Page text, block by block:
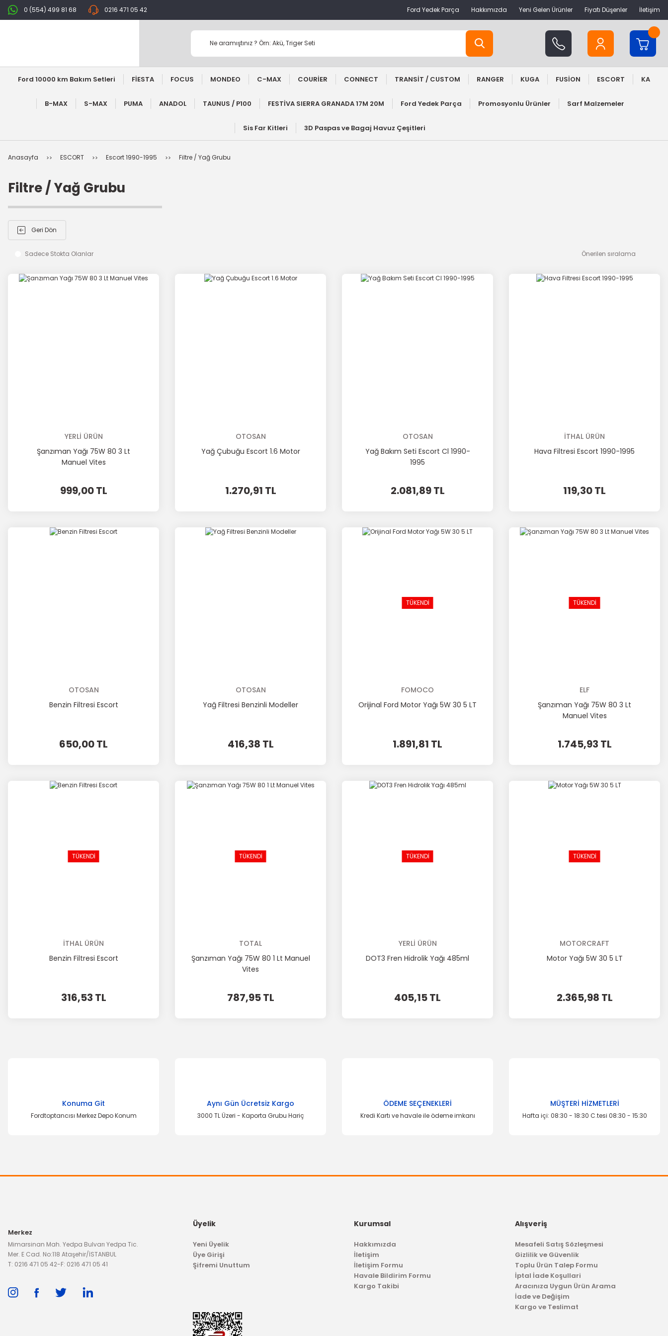
0 (554) 499 81 68 0216 471 05 42 Ford Yedek Parça Hakkımızda Yeni Gelen Ürünler Fiyatı Düşenler İletişim
Ford 10000 km Bakım Setleri FİESTA FOCUS MONDEO C-MAX COURİER CONNECT TRANSİT / CUSTOM RANGER KUGA FUSİON ESCORT KA
B-MAX S-MAX PUMA ANADOL TAUNUS / P100 FESTİVA SIERRA GRANADA 17M 20M Ford Yedek Parça Promosyonlu Ürünler Sarf Malzemeler
Sis Far Kitleri 3D Paspas ve Bagaj Havuz Çeşitleri
Anasayfa ESCORT Escort 1990-1995 Filtre / Yağ Grubu
Filtre / Yağ Grubu
Geri Dön
Sadece Stokta Olanlar
YERLİ ÜRÜN
Şanzıman Yağı 75W 80 3 Lt
Manuel Vites
999,00 TL
OTOSAN
Yağ Çubuğu Escort 1.6 Motor
1.270,91 TL
OTOSAN
Yağ Bakım Seti Escort Cl 1990-
1995
2.081,89 TL
İTHAL ÜRÜN
Hava Filtresi Escort 1990-1995
119,30 TL
OTOSAN
Benzin Filtresi Escort
650,00 TL
OTOSAN
Yağ Filtresi Benzinli Modeller
416,38 TL
TÜKENDİ
FOMOCO
Orijinal Ford Motor Yağı 5W 30 5 LT
1.891,81 TL
TÜKENDİ
ELF
Şanzıman Yağı 75W 80 3 Lt
Manuel Vites
1.745,93 TL
TÜKENDİ
İTHAL ÜRÜN
Benzin Filtresi Escort
316,53 TL
TÜKENDİ
TOTAL
Şanzıman Yağı 75W 80 1 Lt Manuel
Vites
787,95 TL
TÜKENDİ
YERLİ ÜRÜN
DOT3 Fren Hidrolik Yağı 485ml
405,15 TL
TÜKENDİ
MOTORCRAFT
Motor Yağı 5W 30 5 LT
2.365,98 TL
Konuma Git
Fordtoptancısı Merkez Depo Konum
Aynı Gün Ücretsiz Kargo
3000 TL Üzeri - Kaporta Grubu Hariç
ÖDEME SEÇENEKLERİ
Kredi Kartı ve havale ile ödeme imkanı
MÜŞTERİ HİZMETLERİ
Hafta içi: 08:30 - 18:30 C.tesi 08:30 - 15:30
Merkez
Mimarsinan Mah. Yedpa Bulvarı Yedpa Tic.
Mer. E Cad. No:118 Ataşehir/İSTANBUL
T: 0216 471 05 42-F: 0216 471 05 41
Üyelik
Yeni Üyelik
Üye Girişi
Şifremi Unuttum
Kurumsal
Hakkımızda
İletişim
İletişim Formu
Havale Bildirim Formu
Kargo Takibi
Alışveriş
Mesafeli Satış Sözleşmesi
Gizlilik ve Güvenlik
Toplu Ürün Talep Formu
İptal İade Koşullari
Aracınıza Uygun Ürün Arama
İade ve Değişim
Kargo ve Teslimat